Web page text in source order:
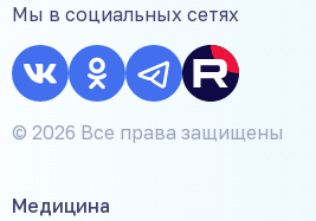
Мы в социальных сетях
© 2026 Все права защищены
Медицина